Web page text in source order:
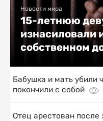
Новости мира
15-летнюю
изнасиловали
собственном
Бабушка и мать убили
покончили с собой
Отец арестован после